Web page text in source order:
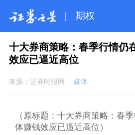
| 期权
十大券商策略：春季行情仍
效应已逼近高位
来源： 证券时报网 媒体
（原标题：十大券商策略：春
体赚钱效应已逼近高位）